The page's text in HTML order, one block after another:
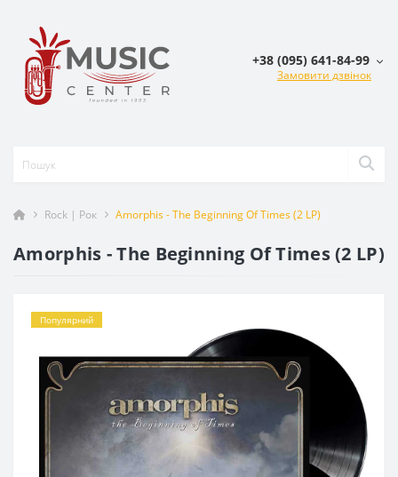
+38 (095) 641-84-99
Замовити дзвінок
Rock | Рок Amorphis - The Beginning Of Times (2 LP)
Amorphis - The Beginning Of Times (2 LP)
Популярний